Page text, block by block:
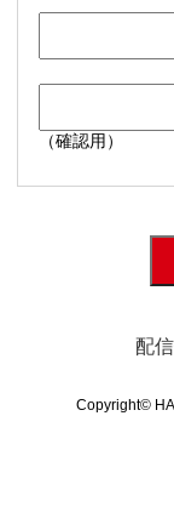
（確認用）
配
Copyright©